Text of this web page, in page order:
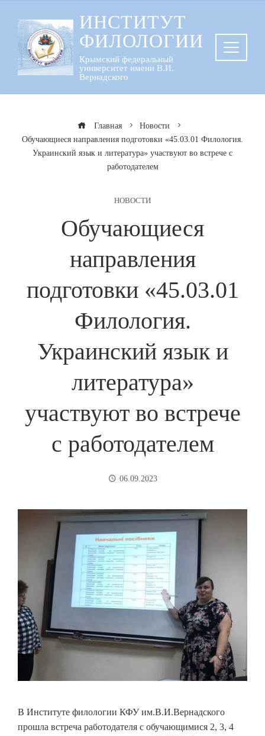
содержанию
ИНСТИТУТ
ФИЛОЛОГИИ
Крымский федеральный
университет имени В.И.
Вернадского
Главная
Новости
Обучающиеся направления подготовки «45.03.01 Филология.
Украинский язык и литература» участвуют во встрече с
работодателем
НОВОСТИ
Обучающиеся
направления
подготовки «45.03.01
Филология.
Украинский язык и
литература»
участвуют во встрече
с работодателем
06.09.2023
В Институте филологии КФУ им.В.И.Вернадского
прошла встреча работодателя с обучающимися 2, 3, 4